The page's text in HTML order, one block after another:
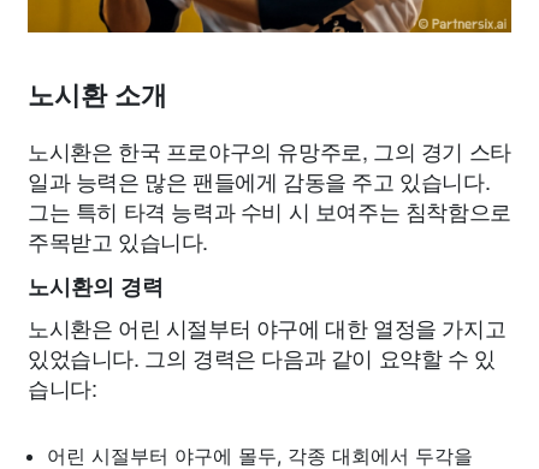
노시환 소개
노시환은 한국 프로야구의 유망주로, 그의 경기 스타
일과 능력은 많은 팬들에게 감동을 주고 있습니다.
그는 특히 타격 능력과 수비 시 보여주는 침착함으로
주목받고 있습니다.
노시환의 경력
노시환은 어린 시절부터 야구에 대한 열정을 가지고
있었습니다. 그의 경력은 다음과 같이 요약할 수 있
습니다:
어린 시절부터 야구에 몰두, 각종 대회에서 두각을